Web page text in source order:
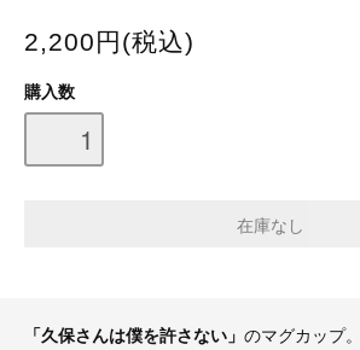
2,200円(税込)
購入数
「久保さんは僕を許さない」 のマグカップ。